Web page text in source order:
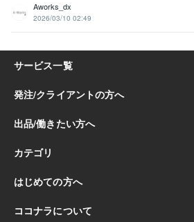
Aworks_dx
2026/03/10 02:49